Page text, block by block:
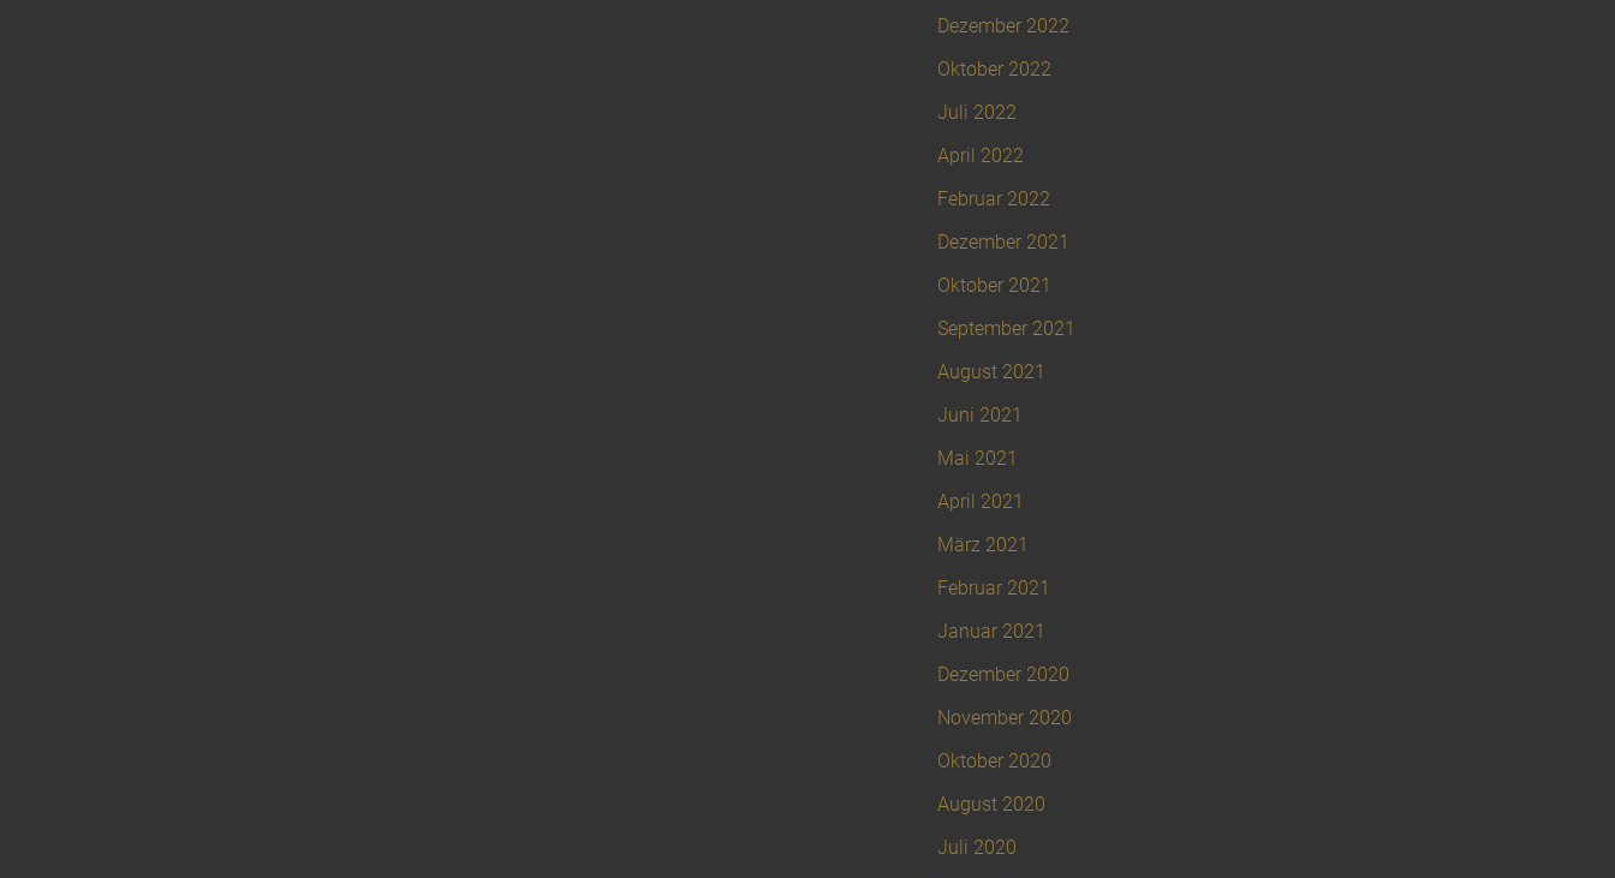
Dezember 2022
Oktober 2022
Juli 2022
April 2022
Februar 2022
Dezember 2021
Oktober 2021
September 2021
August 2021
Juni 2021
Mai 2021
April 2021
März 2021
Februar 2021
Januar 2021
Dezember 2020
November 2020
Oktober 2020
August 2020
Juli 2020